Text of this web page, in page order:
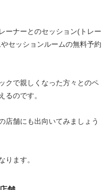
ーナーとのセッション(トレー
セッションルームの無料予約
クで親しくなった方々とのペ
るのです。
店舗にも出向いてみましょう
ります。